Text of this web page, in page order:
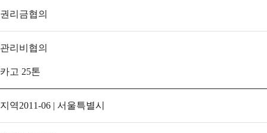
권리금협의
관리비 협의
카고 25톤
지역2011-06 | 서울특별시